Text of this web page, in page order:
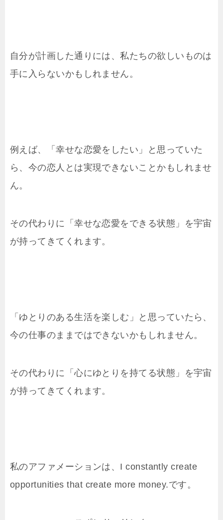
自分が計画した通りには、私たちの欲しいものは
手に入らないかもしれません。
例えば、「幸せな恋愛をしたい」と思っていた
ら、今の恋人とは実現できないことかもしれませ
ん。
その代わりに「幸せな恋愛をできる状態」を宇宙
が持ってきてくれます。
「ゆとりのある生活を楽しむ」と思っていたら、
今の仕事のままではできないかもしれません。
その代わりに「心にゆとりを持てる状態」を宇宙
が持ってきてくれます。
私のアファメーションは、I constantly create
opportunities that create more money.です。